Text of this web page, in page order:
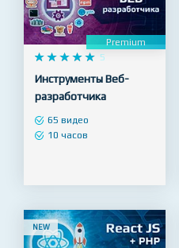
NEW
Premium
    
     5
Инструменты Веб-
разработчика